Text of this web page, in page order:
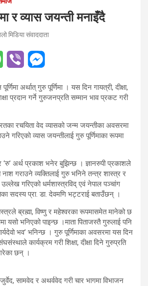
र व्यास जयन्ती मनाइँदै
मिडिया संवाददाता
अर्थात् गुरु पूर्णिमा । यस दिन गायत्री, दीक्षा,
प्रदान गर्ने गुरुजनप्रति सम्मान भाव प्रकट गरी
रचयिता वेद व्यासको जन्म जयन्तीका अवसरमा
गरिएको व्यास जयन्तीलाई गुरु पूर्णिमाका रूपमा
‘रु’ अर्थ प्रकाश भनेर बुझिन्छ । ज्ञानरुपी प्रकाशले
नाश गराउने व्यक्तिलाई गुरु भनिने तन्त्र शास्त्र र
गरिएको धर्मशास्त्रविद् एवं नेपाल पञ्चांग
सदस्य प्रा. डा. देवमणि भट्टराई बताउँछन् ।
ब्रह्मा, विष्णु र महेश्वरका रूपमासमेत मानेको छ
यसो भनिएको पाइन्छ ।माता पिताजस्तै गुरुलाई पनि
भव’ भनिन्छ । गुरु पूर्णिमाका अवसरमा यस दिन
कार्यक्रम गरी शिक्षा, दीक्षा दिने गुरुप्रति
छन् ।
सामवेद र अथर्ववेद गरी चार भागमा विभाजन